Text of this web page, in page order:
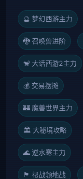
🔮 梦幻西游主力
🐉 召唤兽进阶
🐒 大话西游2主力
💰 交易摆摊
🏰 魔兽世界主力
🏛️ 大秘境攻略
🌊 逆水寒主力
🏴 帮战领地战